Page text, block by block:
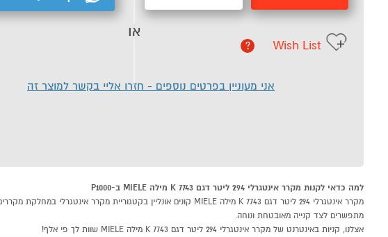
או
Wish List
?
אני מעוניין בפרטים נוספים - חזרו אליי בקשר למוצר זה
למה כדאי לקנות מקרר אינטגרלי 294 ליטר דגם K 7743 מילה MIELE ב-P1000
מתפשרים לצד קנייה מאובטחת ונוחה.
אצלנו, קניות באינטרנט של מקרר אינטגרלי 294 ליטר דגם K 7743 מילה MIELE שוות לך פי אלף!